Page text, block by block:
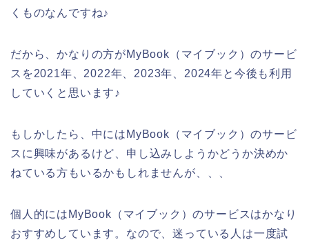
くものなんですね♪
だから、かなりの方がMyBook（マイブック）のサービ
スを2021年、2022年、2023年、2024年と今後も利用
していくと思います♪
もしかしたら、中にはMyBook（マイブック）のサービ
スに興味があるけど、申し込みしようかどうか決めか
ねている方もいるかもしれませんが、、、
個人的にはMyBook（マイブック）のサービスはかなり
おすすめしています。なので、迷っている人は一度試